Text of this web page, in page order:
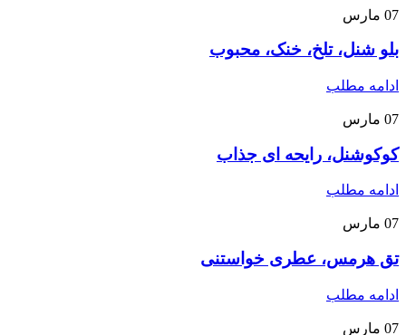
07 مارس
بلو شنل، تلخ، خنک، محبوب
ادامه مطلب
07 مارس
کوکوشنل، رایحه ای جذاب
ادامه مطلب
07 مارس
تق هرمس، عطری خواستنی
ادامه مطلب
07 مارس